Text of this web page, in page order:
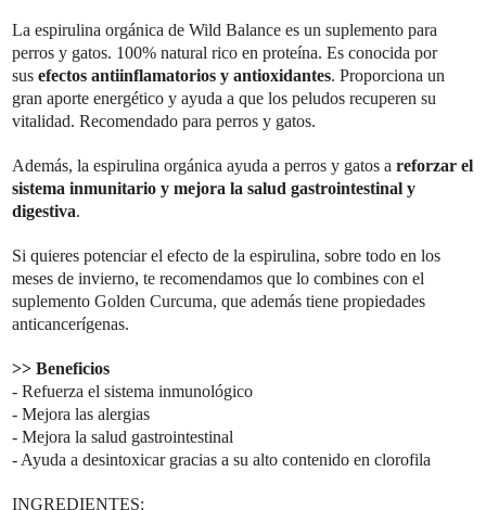
La espirulina orgánica de Wild Balance es un suplemento para
perros y gatos. 100% natural rico en proteína. Es conocida por
sus efectos antiinflamatorios y antioxidantes. Proporciona un
gran aporte energético y ayuda a que los peludos recuperen su
vitalidad. Recomendado para perros y gatos.
Además, la espirulina orgánica ayuda a perros y gatos a reforzar el
sistema inmunitario y mejora la salud gastrointestinal y
digestiva.
Si quieres potenciar el efecto de la espirulina, sobre todo en los
meses de invierno, te recomendamos que lo combines con el
suplemento Golden Curcuma, que además tiene propiedades
anticancerígenas.
>> Beneficios
- Refuerza el sistema inmunológico
- Mejora las alergias
- Mejora la salud gastrointestinal
- Ayuda a desintoxicar gracias a su alto contenido en clorofila
INGREDIENTES: